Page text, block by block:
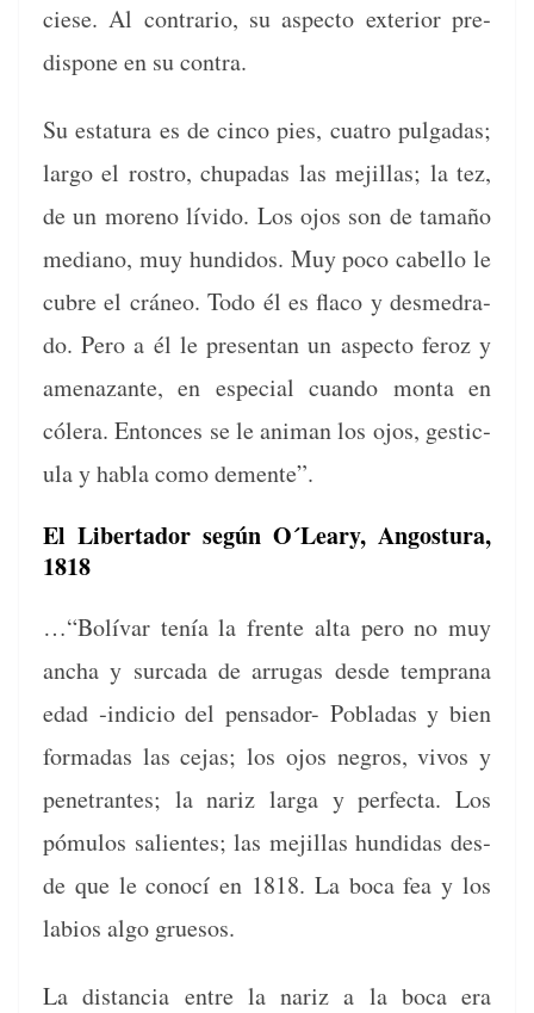
ciese. Al con­trario, su aspec­to exte­ri­or pre­
dispone en su contra.
Su estatu­ra es de cin­co pies, cua­tro pul­gadas;
largo el ros­tro, chu­padas las mejil­las; la tez,
de un moreno lívi­do. Los ojos son de tamaño
medi­ano, muy hun­di­dos. Muy poco cabel­lo le
cubre el crá­neo. Todo él es fla­co y desme­dra­
do. Pero a él le pre­sen­tan un aspec­to fer­oz y
ame­nazante, en espe­cial cuan­do mon­ta en
cólera. Entonces se le ani­man los ojos, ges­tic­
u­la y habla como demente”.
El Libertador según O´Leary, Angostura,
1818
…“Bolí­var tenía la frente alta pero no muy
ancha y sur­ca­da de arru­gas des­de tem­prana
edad ‑indi­cio del pen­sador- Pobladas y bien
for­madas las cejas; los ojos negros, vivos y
pen­e­trantes; la nar­iz larga y per­fec­ta. Los
pómu­los salientes; las mejil­las hun­di­das des­
de que le conocí en 1818. La boca fea y los
labios algo gruesos.
La dis­tan­cia entre la nar­iz a la boca era